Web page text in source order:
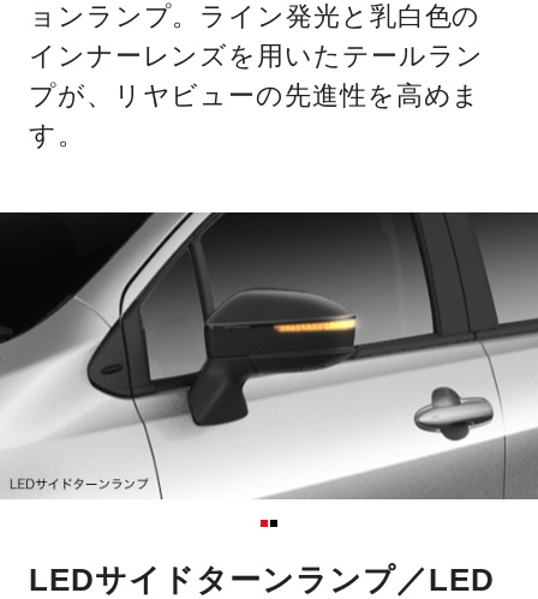
ョンランプ。ライン発光と乳白色の
インナーレンズを用いたテールラン
プが、リヤビューの先進性を高めま
す。
LEDサイドターンランプ／LED